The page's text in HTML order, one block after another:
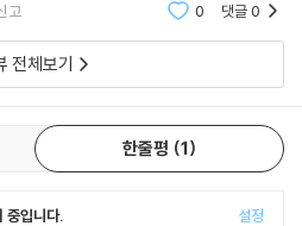
고 0 댓글0
전체보기
한줄평 1
중입니다. 설정